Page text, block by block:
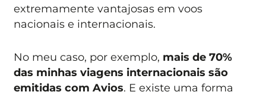
extremamente vantajosas em voos
nacionais e internacionais.
No meu caso, por exemplo, mais de 70%
das minhas viagens internacionais são
emitidas com Avios. E existe uma forma